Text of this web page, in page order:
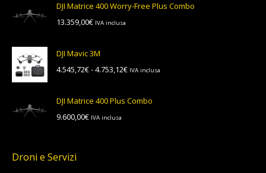
10.167,00€
da
DJI Matrice 400 Worry-Free Plus Combo
13.359,00€ IVA inclusa
DJI Mavic 3M
4.545,72€-4.753,12€Fascia
IVA inclusa
DJI Matrice 400 Plus Combo
9.600,00€ IVA inclusa
Droni e Servizi